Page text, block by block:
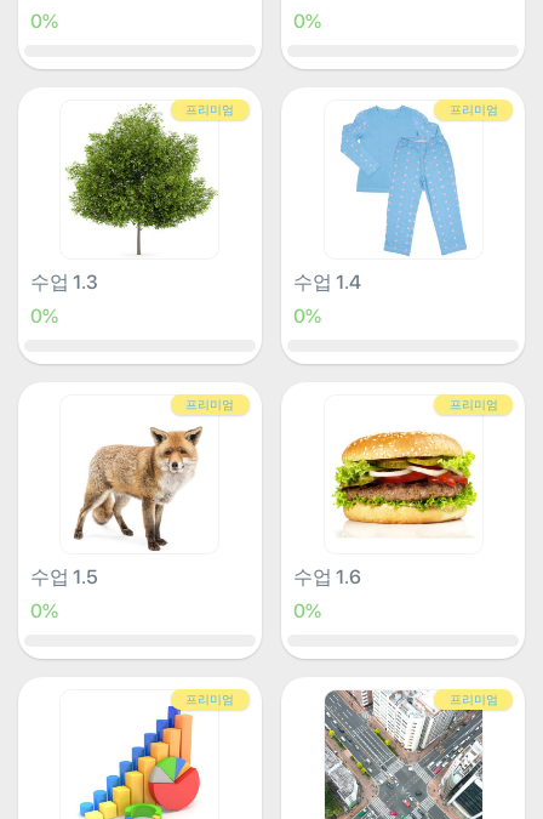
0%
0%
프리미엄
수업 1.3
0%
프리미엄
수업 1.4
0%
프리미엄
수업 1.5
0%
프리미엄
수업 1.6
0%
프리미엄 프리미엄